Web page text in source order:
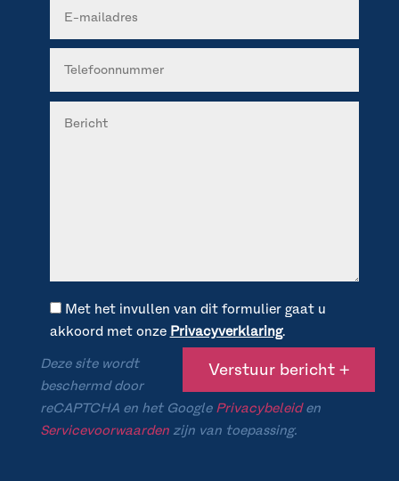
Met het invullen van dit formulier gaat u
akkoord met onze Privacyverklaring.
Deze site wordt
beschermd door
reCAPTCHA en het Google Privacybeleiden
Servicevoorwaardenzijn van toepassing.